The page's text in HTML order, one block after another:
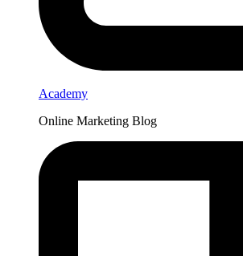
Academy
Online Marketing Blog